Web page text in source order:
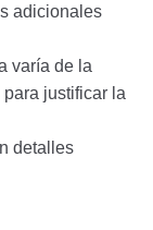
adicionales
varía de la
justificar la
detalles